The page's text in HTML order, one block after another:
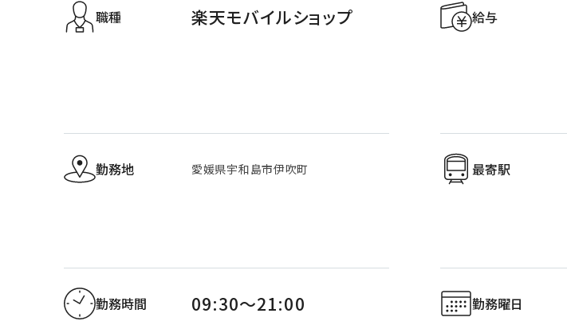
職種 楽天モバイルショップ 給与
勤務地 愛媛県宇和島市伊吹町 最寄駅
勤務時間 09:30～21:00 勤務曜日